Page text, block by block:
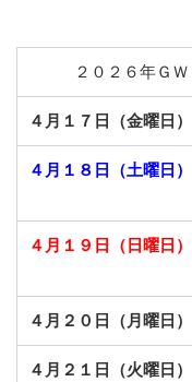
２０２６年ＧＷ
４月１７日（金曜日）
４月１８日（土曜日）
４月１９日（日曜日）
４月２０日（月曜日）
４月２１日（火曜日）